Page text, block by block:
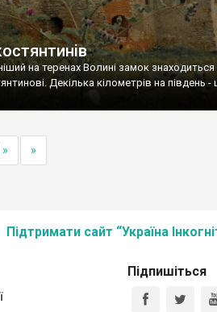
на теренах Волині замок знаходиться
Декілька кілометрів на південь -
»
Підтримати сайт “Україна
Підпишіться